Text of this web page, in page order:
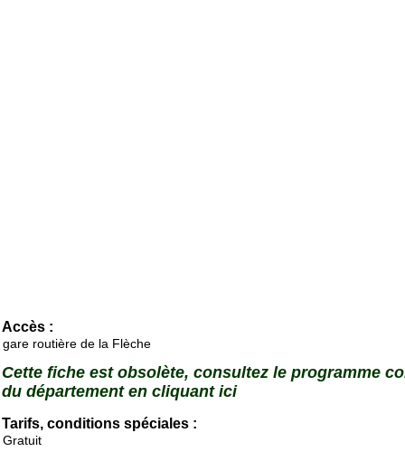
Accès :
gare routière de la Flèche
Cette fiche est obsolète, consultez le programme
du département en cliquant ici
Tarifs, conditions spéciales :
Gratuit